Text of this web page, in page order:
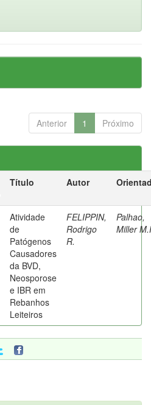
Anterior 1 Próximo
Título Autor
Atividade
de
Patógenos
Causadores
da BVD,
Neosporose
e IBR em
Rebanhos
Leiteiros
FELIPPIN,
Rodrigo
R.
Palhao,
Miller